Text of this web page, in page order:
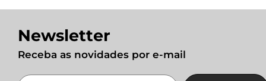
Newsletter
Receba as novidades por e-mail